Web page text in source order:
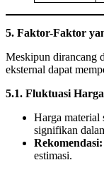
5. Faktor-Faktor
Meskipun dirancang
eksternal dapat
5.1. Fluktuasi
Harga material
signifikan
Rekomendasi:
estimasi.